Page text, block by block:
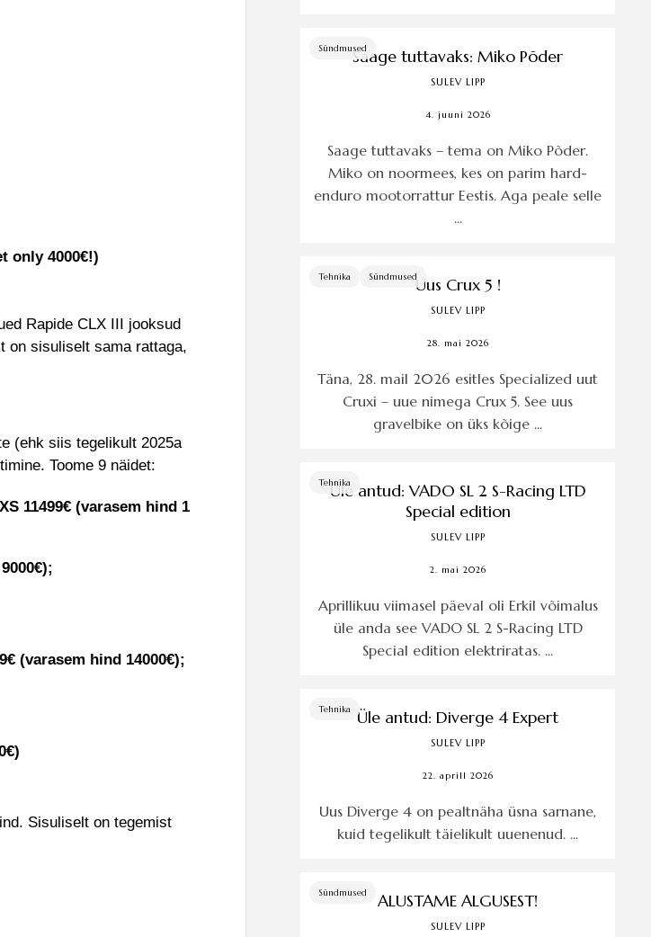
only 4000€!)
Rapide CLX III jooksud
on sisuliselt sama rattaga,
(ehk siis tegelikult 2025a
Toome 9 näidet:
11499€ (varasem hind 1
(varasem hind 14000€);
Sisuliselt on tegemist
SündmusedSaage tuttavaks: Miko Põder
SULEV LIPP
4. juuni 2026
Saage tuttavaks – tema on Miko Põder.
Miko on noormees, kes on parim hard-
enduro mootorrattur Eestis. Aga peale selle
...
Tehnika SündmusedUus Crux 5 !
SULEV LIPP
28. mai 2026
Täna, 28. mail 2026 esitles Specialized uut
Cruxi – uue nimega Crux 5. See uus
gravelbike on üks kõige ...
Tehnika
Üle antud: VADO SL 2 S-Racing LTD
Special edition
SULEV LIPP
2. mai 2026
Aprillikuu viimasel päeval oli Erkil võimalus
üle anda see VADO SL 2 S-Racing LTD
Special edition elektriratas. ...
Tehnika Üle antud: Diverge 4 Expert
SULEV LIPP
22. aprill 2026
Uus Diverge 4 on pealtnäha üsna sarnane,
kuid tegelikult täielikult uuenenud. ...
Sündmused ALUSTAME ALGUSEST!
SULEV LIPP